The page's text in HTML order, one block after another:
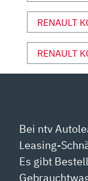
RENAULT
RENAULT
Bei ntv
Leasing-
Es gibt